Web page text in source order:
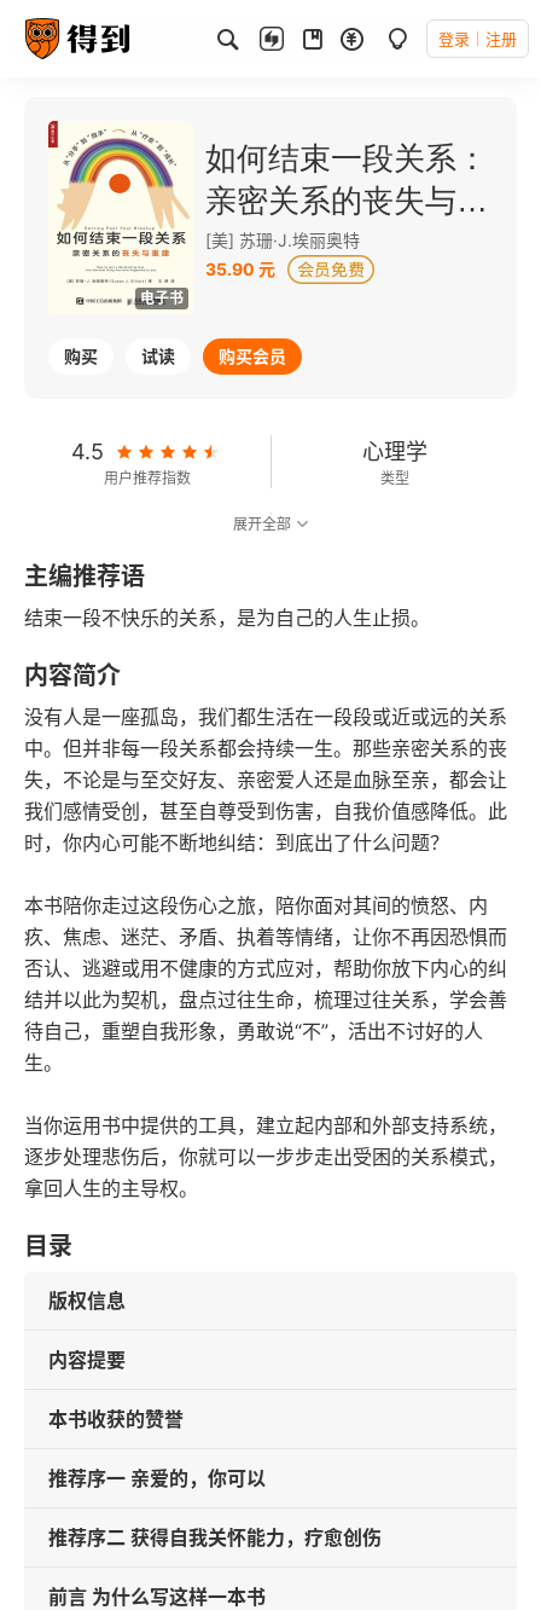
登录 注册
电子书
如何结束一段关系：
亲密关系的丧失与重
建
[美] 苏珊·J.埃丽奥特
35.90 元
购买 试读 购买会员
4.5
用户推荐指数
心理学
类型
116千字
字数
2023-09-01
发行日期
展开全部
主编推荐语
结束一段不快乐的关系，是为自己的人生止损。
内容简介
没有人是一座孤岛，我们都生活在一段段或近或远的关系
中。但并非每一段关系都会持续一生。那些亲密关系的丧
失，不论是与至交好友、亲密爱人还是血脉至亲，都会让
我们感情受创，甚至自尊受到伤害，自我价值感降低。此
时，你内心可能不断地纠结：到底出了什么问题？
本书陪你走过这段伤心之旅，陪你面对其间的愤怒、内
疚、焦虑、迷茫、矛盾、执着等情绪，让你不再因恐惧而
否认、逃避或用不健康的方式应对，帮助你放下内心的纠
结并以此为契机，盘点过往生命，梳理过往关系，学会善
待自己，重塑自我形象，勇敢说“不”，活出不讨好的人
生。
当你运用书中提供的工具，建立起内部和外部支持系统，
逐步处理悲伤后，你就可以一步步走出受困的关系模式，
拿回人生的主导权。
目录
版权信息
内容提要
本书收获的赞誉
推荐序一 亲爱的，你可以
推荐序二 获得自我关怀能力，疗愈创伤
前言 为什么写这样一本书